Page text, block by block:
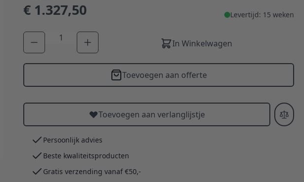
€ 1.327,50 Levertijd: 15 weken
Aantal
In Winkelwagen
Toevoegen aan offerte
Toevoegen aan verlanglijstje
Persoonlijk advies
Beste kwaliteitsproducten
Gratis verzending vanaf €50,-